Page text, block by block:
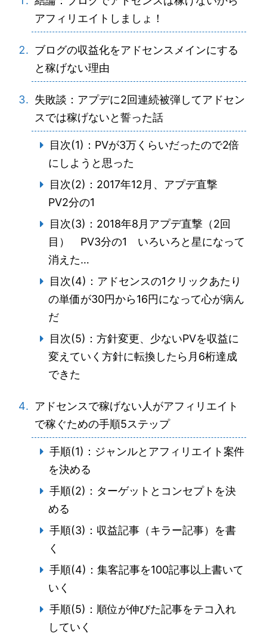
アフィリエイトしましょ！
ブログの収益化をアドセンスメインにする
と稼げない理由
失敗談：アプデに2回連続被弾してアドセン
スでは稼げないと誓った話
目次(1)：PVが3万くらいだったので2倍
にしようと思った
目次(2)：2017年12月、アプデ直撃
PV2分の1
目次(3)：2018年8月アプデ直撃（2回
目） PV3分の1 いろいろと星になって
消えた…
目次(4)：アドセンスの1クリックあたり
の単価が30円から16円になって心が病ん
だ
目次(5)：方針変更、少ないPVを収益に
変えていく方針に転換したら月6桁達成
できた
アドセンスで稼げない人がアフィリエイト
で稼ぐための手順5ステップ
手順(1)：ジャンルとアフィリエイト案件
を決める
手順(2)：ターゲットとコンセプトを決
める
手順(3)：収益記事（キラー記事）を書
く
手順(4)：集客記事を100記事以上書いて
いく
手順(5)：順位が伸びた記事をテコ入れ
していく